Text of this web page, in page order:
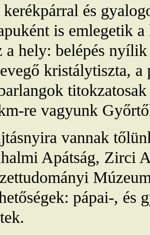
és
is emlegetik
a hely: belépés
kristálytiszta, a
re vagyunk
vannak
Apátság, Zirci
pápai-, és